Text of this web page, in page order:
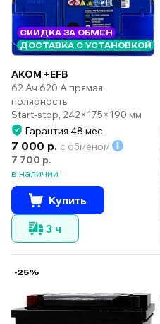
СКИДКА ЗА ОБМЕН
ДОСТАВКА С УСТАНОВКОЙ
AKOM +EFB
62 Ач 620 А прямая
полярность
Start-stop, 242×175×190 мм
Гарантия 48 мес.
7 000 р. с обменом
7 700 р.
в наличии
Купить
3 ч
-25%